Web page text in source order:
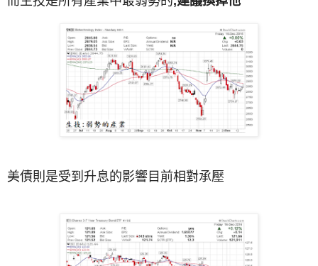
美債則是受到升息的影響目前相對承壓